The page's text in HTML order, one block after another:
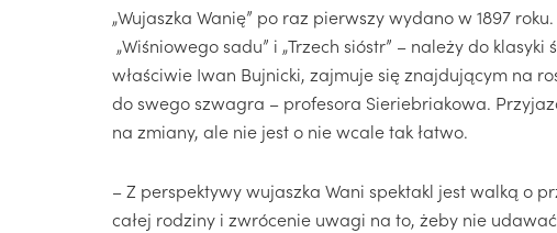
„Wujaszka Wanię” po raz pierwszy wydano w 1897
„Wiśniowego sadu” i „Trzech sióstr” – należy do
właściwie Iwan Bujnicki, zajmuje się znajdującym na
do swego szwagra – profesora Sieriebriakowa.
na zmiany, ale nie jest o nie wcale tak łatwo.
– Z perspektywy wujaszka Wani spektakl jest walką o
całej rodziny i zwrócenie uwagi na to, żeby nie